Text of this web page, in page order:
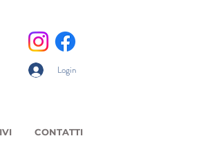
Login
CONTATTI